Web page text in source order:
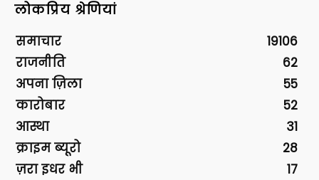
लोकप्रिय श्रेणियां
समाचार
19106
राजनीति
62
अपना ज़िला
55
कारोबार
52
आस्था
31
क्राइम ब्यूरो
28
ज़रा इधर भी
17